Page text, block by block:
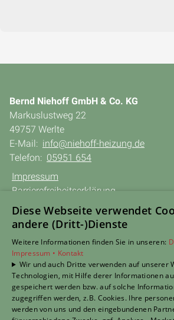
Bernd Niehoff GmbH & Co. KG
Markuslustweg 22
49757 Werlte
E-Mail: info@niehoff-heizung.de
Telefon: 05951 654
Impressum
Barrierefreiheitserklärung
Datenschutzerklärung
AGB
TERMIN anfragen
Unsere Bereiche
Privatkunden
Gewerbekunden
Karriere
Diese Webseite verwendet
andere (Dritt-)Dienste
Weitere Informationen finden Sie in unseren:
Impressum • Kontakt
Wir und auch Dritte verwenden auf unserer
Technologien, mit Hilfe derer Informationen
gespeichert werden bzw. auf solche
zugegriffen werden, z.B. Cookies. Ihre
werden von uns und den eingebundenen